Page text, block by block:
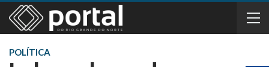
POLÍTICA